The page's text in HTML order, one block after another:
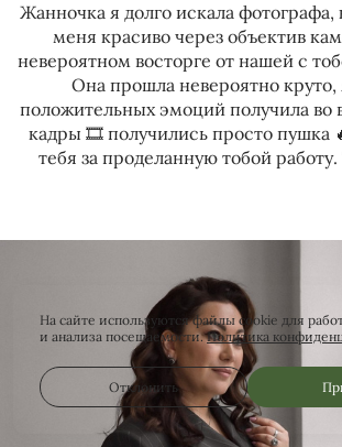
Жанночка я долго искала фотографа,
меня красиво через объектив
невероятном восторге от нашей с
Она прошла невероятно круто,
положительных эмоций получила во
кадры 🎞️ получились просто пушка
тебя за проделанную тобой
На сайте используются файлы cookie для
и анализа посещаемости.Политика
Отклонить